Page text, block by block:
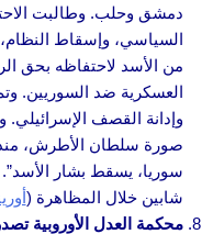
دمشق وحلب. وطالبت
السياسي، وإسقاط
من الأسد لاحتفاظه بحق
العسكرية ضد السوريين.
وإدانة القصف
صورة سلطان الأطرش،
سوريا، يسقط بشار
شابين خلال المظاهرة (
محكمة العدل الأوروبية